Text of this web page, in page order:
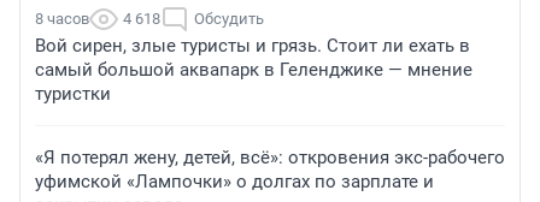
8 часов 4 618 Обсудить
Вой сирен, злые туристы и грязь. Стоит ли ехать в
самый большой аквапарк в Геленджике — мнение
туристки
«Я потерял жену, детей, всё»: откровения экс-рабочего
уфимской «Лампочки» о долгах по зарплате и